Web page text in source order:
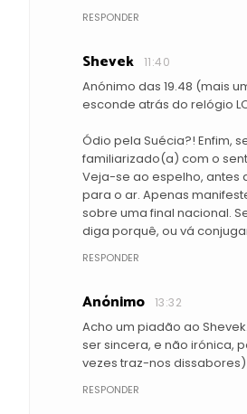
RESPONDER
Shevek 11:40
Anónimo das 19.48 (mais
esconde atrás do relógio
Ódio pela Suécia?! Enfim,
familiarizado(a) com o
Veja-se ao espelho, antes
para o ar. Apenas
sobre uma final nacional.
diga porquê, ou vá
RESPONDER
Anónimo 13:32
Acho um piadão ao
ser sincera, e não irónica,
vezes traz-nos dissabores)
RESPONDER